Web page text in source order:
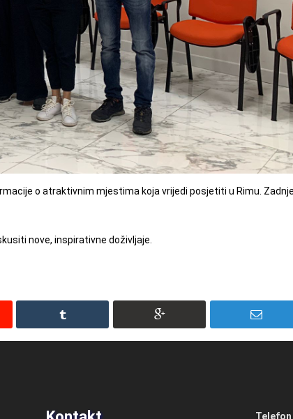
o atraktivnim mjestima koja vrijedi posjetiti u Rimu.
nove, inspirativne doživljaje.
Telefon